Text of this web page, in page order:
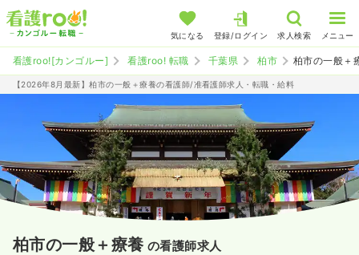
気になる 登録/ログイン 求人検索 メニュー
看護roo![カンゴルー] 看護roo! 転職 千葉県 柏市 柏市の一般＋
【2026年8月最新】柏市の一般＋療養の看護師/准看護師求人・転職・給料
柏市の一般＋療養 の看護師求人